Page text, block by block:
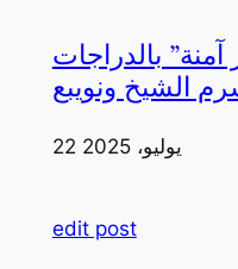
بالدراجات
الشيخ ونويبع
22 يوليو، 2025
edit post